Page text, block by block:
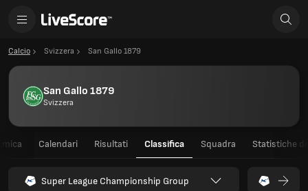
Calcio Svizzera San Gallo 1879
San Gallo 1879
Svizzera
Calendari Risultati Classifica Squadra Statistiche
Super League Championship Group